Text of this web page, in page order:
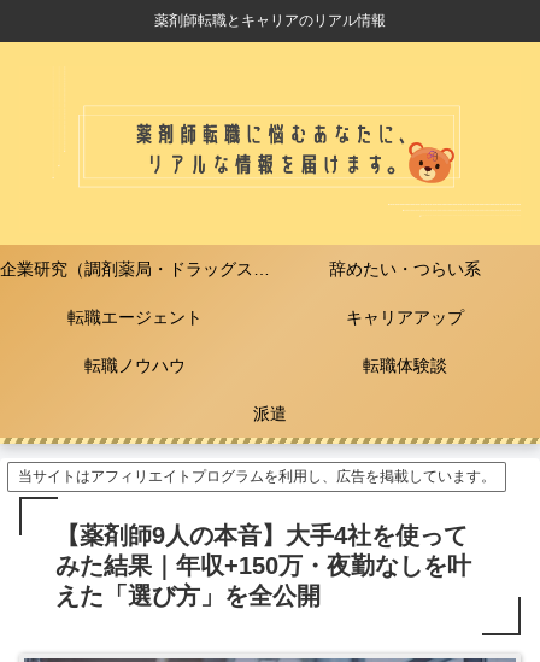
薬剤師転職とキャリアのリアル情報
企業研究（調剤薬局・ドラッグストア） 辞めたい・つらい系
転職エージェント キャリアアップ
転職ノウハウ 転職体験談
派遣
当サイトはアフィリエイトプログラムを利用し、広告を掲載しています。
【薬剤師9人の本音】大手4社を使って
みた結果｜年収+150万・夜勤なしを叶
えた「選び方」を全公開